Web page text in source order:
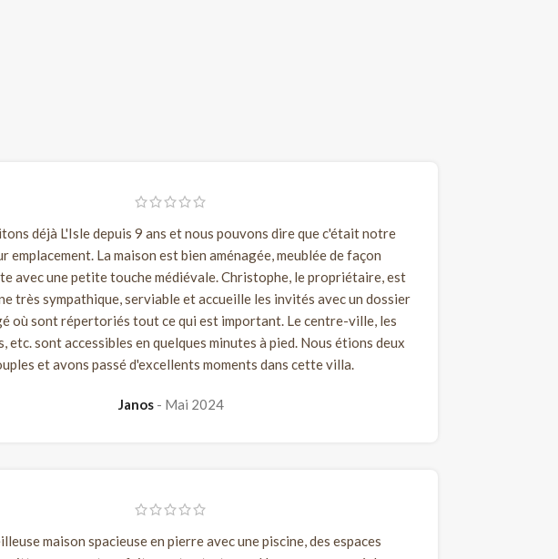
déjà L'Isle depuis 9 ans et nous pouvons dire que c'était notre
emplacement. La maison est bien aménagée, meublée de façon
avec une petite touche médiévale. Christophe, le propriétaire, est
très sympathique, serviable et accueille les invités avec un dossier
où sont répertoriés tout ce qui est important. Le centre-ville, les
etc. sont accessibles en quelques minutes à pied. Nous étions deux
et avons passé d'excellents moments dans cette villa.
Janos Mai 2024
maison spacieuse en pierre avec une piscine, des espaces